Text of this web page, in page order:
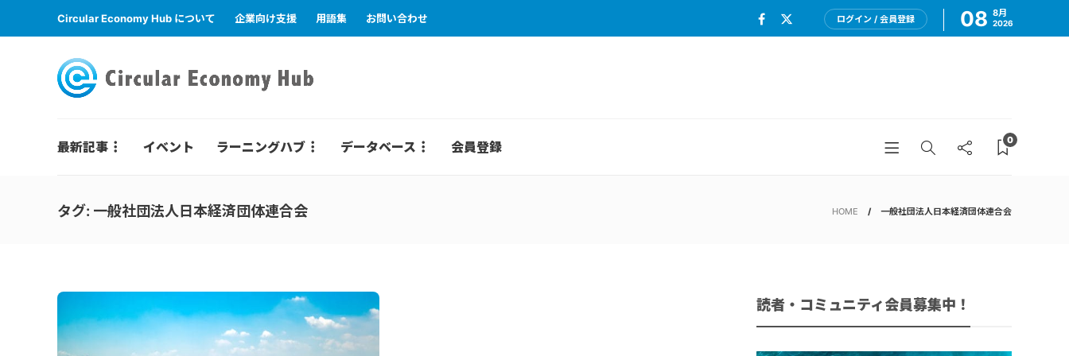
Circular Economy Hub について 企業向け支援 用語集 お問い合わせ ログイン / 会員登録 08 8月
2026
最新記事 イベント ラーニングハブ データベース 会員登録 0
タグ: 一般社団法人日本経済団体連合会 HOME 一般社団法人日本経済団体連合会
読者・コミュニティ会員募集中！